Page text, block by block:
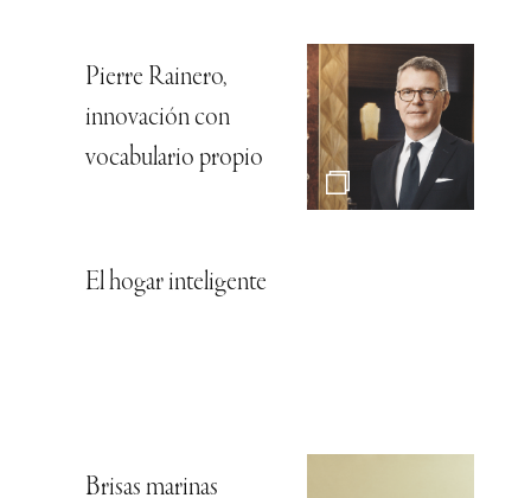
Pierre Rainero,
innovación con
vocabulario propio
El hogar inteligente
Brisas marinas